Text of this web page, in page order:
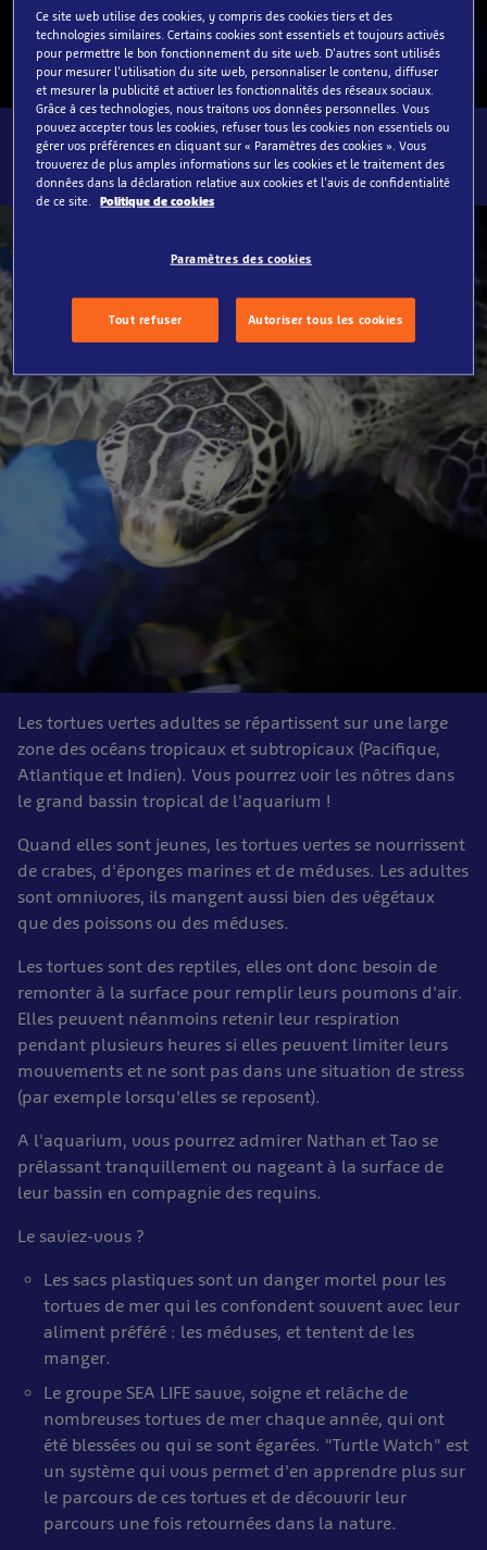
Les tortues vertes adultes se répartissent sur une large
zone des océans tropicaux et subtropicaux (Pacifique,
Atlantique et Indien). Vous pourrez voir les nôtres dans
le grand bassin tropical de l'aquarium !
Quand elles sont jeunes, les tortues vertes se nourrissent
de crabes, d'éponges marines et de méduses. Les adultes
sont omnivores, ils mangent aussi bien des végétaux
que des poissons ou des méduses.
Les tortues sont des reptiles, elles ont donc besoin de
remonter à la surface pour remplir leurs poumons d'air.
Elles peuvent néanmoins retenir leur respiration
pendant plusieurs heures si elles peuvent limiter leurs
mouvements et ne sont pas dans une situation de stress
(par exemple lorsqu'elles se reposent).
A l'aquarium, vous pourrez admirer Nathan et Tao se
prélassant tranquillement ou nageant à la surface de
leur bassin en compagnie des requins.
Le saviez-vous ?
Les sacs plastiques sont un danger mortel pour les
tortues de mer qui les confondent souvent avec leur
aliment préféré : les méduses, et tentent de les
manger.
Le groupe SEA LIFE sauve, soigne et relâche de
nombreuses tortues de mer chaque année, qui ont
été blessées ou qui se sont égarées. "Turtle Watch" est
un système qui vous permet d'en apprendre plus sur
le parcours de ces tortues et de découvrir leur
parcours une fois retournées dans la nature.
Ce site web utilise des cookies, y compris des cookies tiers et des
technologies similaires. Certains cookies sont essentiels et toujours activés
pour permettre le bon fonctionnement du site web. D'autres sont utilisés
pour mesurer l'utilisation du site web, personnaliser le contenu, diffuser
et mesurer la publicité et activer les fonctionnalités des réseaux sociaux.
Grâce à ces technologies, nous traitons vos données personnelles. Vous
pouvez accepter tous les cookies, refuser tous les cookies non essentiels ou
gérer vos préférences en cliquant sur « Paramètres des cookies ». Vous
trouverez de plus amples informations sur les cookies et le traitement des
données dans la déclaration relative aux cookies et l'avis de confidentialité
de ce site.
Politique de cookies
Paramètres des cookies
Tout refuser Autoriser tous les cookies